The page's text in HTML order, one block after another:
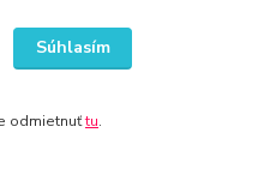
Súhlasím
odmietnuťtu.